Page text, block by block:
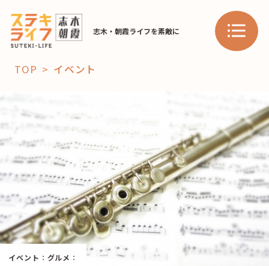
志木・朝霞ライフを素敵に
子育て
暮らし
おすすめ
スポット 学び・教育
「場」
HAREL
TOP イベント
イベント ： グルメ ：